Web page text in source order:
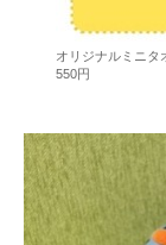
オリジナルミニ
550円